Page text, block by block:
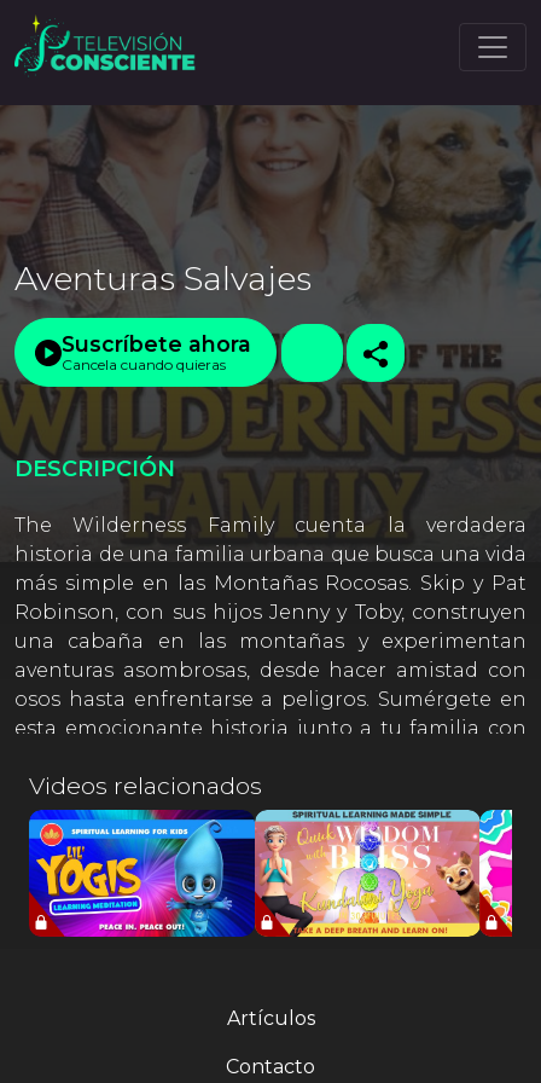
Aventuras Salvajes
Suscríbete ahora
Cancela cuando quieras
DESCRIPCIÓN
The Wilderness Family cuenta la verdadera
historia de una familia urbana que busca una vida
más simple en las Montañas Rocosas. Skip y Pat
Robinson, con sus hijos Jenny y Toby, construyen
una cabaña en las montañas y experimentan
aventuras asombrosas, desde hacer amistad con
osos hasta enfrentarse a peligros. Sumérgete en
esta emocionante historia junto a tu familia con
Activa los subtítulos desde el botón que aparece
abajo y a la derecha de la pantalla al reproducir el
contenido.
Videos relacionados
Artículos
Contacto